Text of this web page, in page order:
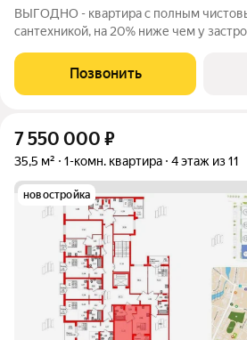
ВЫГОДНО - квартира с полным
сантехникой, на 20% ниже чем у
года по договору с застройщиком, дом
внутренняя отделка. Все
Позвонить
7 550 000 ₽
35,5 м² 1-комн. квартира 4 этаж из 11
новостройка